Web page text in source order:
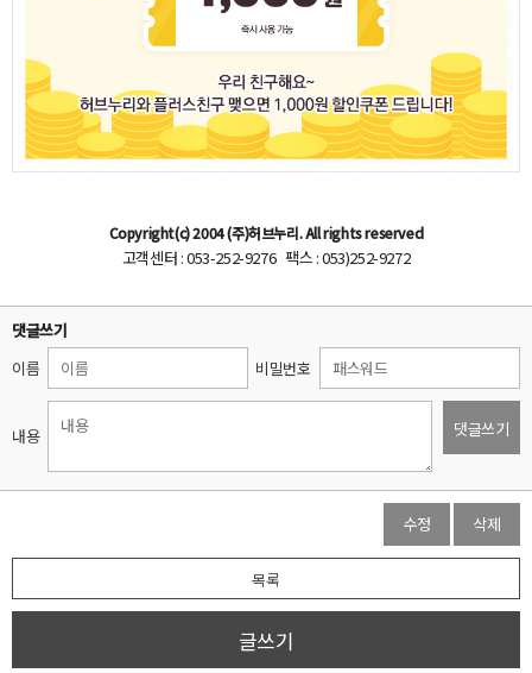
Copyright(c) 2004 (주)허브누리. All rights reserved
고객센터 : 053-252-9276 팩스 : 053)252-9272
댓글쓰기
이름
비밀번호
내용 댓글쓰기
수정 삭제
목록
글쓰기